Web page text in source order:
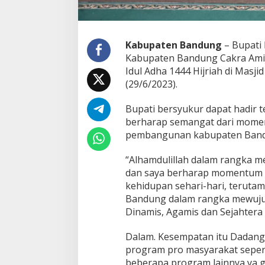
a
d
M
o
m
e
e
n
i
n
k
a
t
a
n
P
m
b
a
Kabupaten Bandung – Bupati
Kabupaten Bandung Cakra
Idul Adha 1444 Hijriah di
(29/6/2023).
Bupati bersyukur dapat hadir
berharap semangat dari
pembangunan kabupaten
“Alhamdulillah dalam rangka
dan saya berharap
kehidupan sehari-hari,
Bandung dalam rangka
Dinamis, Agamis dan
Dalam. Kesempatan itu
program pro masyarakat